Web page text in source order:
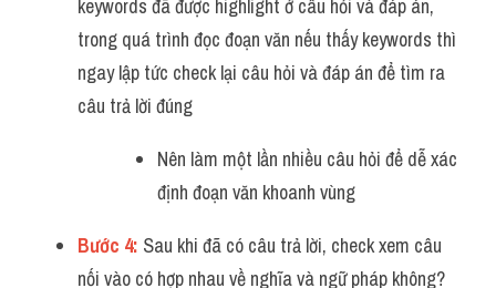
Homepage
keywords đã được highlight ở câu hỏi và đáp án,
trong quá trình đọc đoạn văn nếu thấy keywords thì
ngay lập tức check lại câu hỏi và đáp án để tìm ra
câu trả lời đúng
Nên làm một lần nhiều câu hỏi để dễ xác
định đoạn văn khoanh vùng
Bước 4: Sau khi đã có câu trả lời, check xem câu
nối vào có hợp nhau về nghĩa và ngữ pháp không?